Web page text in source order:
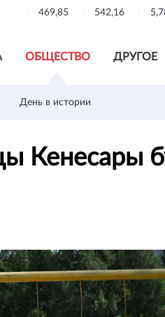
469,85 542,16
ОБЩЕСТВО ДРУГОЕ
День в истории
Кенесары